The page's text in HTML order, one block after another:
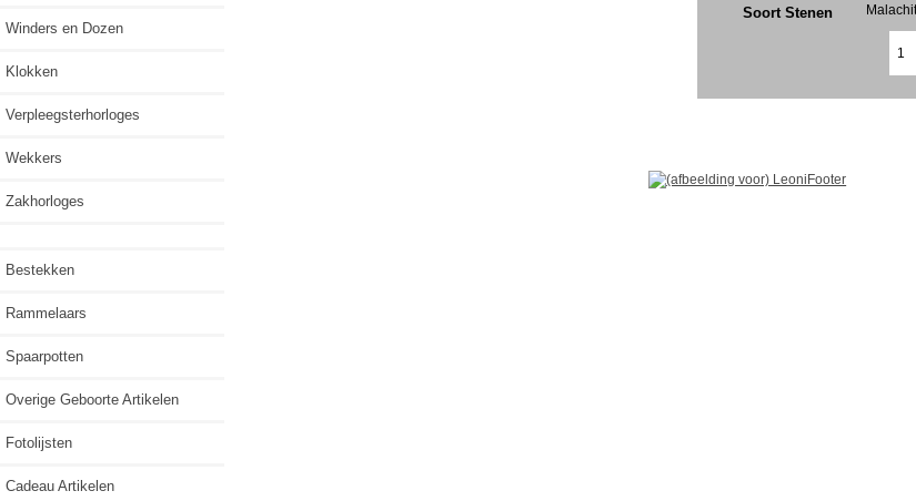
Winders en Dozen
Klokken
Verpleegsterhorloges
Wekkers
Zakhorloges
Bestekken
Rammelaars
Spaarpotten
Overige Geboorte Artikelen
Fotolijsten
Cadeau Artikelen
Soort Stenen